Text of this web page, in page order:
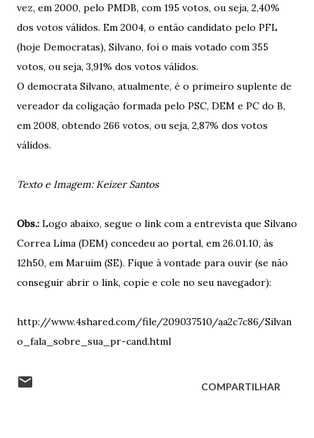
vez, em 2000, pelo PMDB, com 195 votos, ou seja, 2,40%
dos votos válidos. Em 2004, o então candidato pelo PFL
(hoje Democratas), Silvano, foi o mais votado com 355
votos, ou seja, 3,91% dos votos válidos.
O democrata Silvano, atualmente, é o primeiro suplente de
vereador da coligação formada pelo PSC, DEM e PC do B,
em 2008, obtendo 266 votos, ou seja, 2,87% dos votos
válidos.
Texto e Imagem: Keizer Santos
Obs.: Logo abaixo, segue o link com a entrevista que Silvano
Correa Lima (DEM) concedeu ao portal, em 26.01.10, às
12h50, em Maruim (SE). Fique à vontade para ouvir (se não
conseguir abrir o link, copie e cole no seu navegador):
http://www.4shared.com/file/209037510/aa2c7c86/Silvan
o_fala_sobre_sua_pr-cand.html
COMPARTILHAR